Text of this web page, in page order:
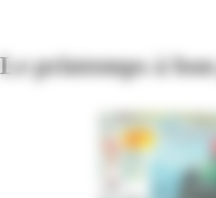
Le printemps à